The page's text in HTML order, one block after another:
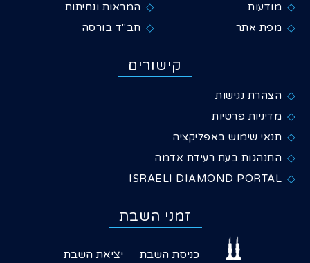
מודעות
המראות ונחיתות
מפת אתר
חב"ד בורסה
קישורים
הצהרת נגישות
מדיניות פרטיות
תנאי שימוש באפליקציה
התנהגות בעת רעידת אדמה
ISRAELI DIAMOND PORTAL
זמני השבת
כניסת השבת
יציאת השבת